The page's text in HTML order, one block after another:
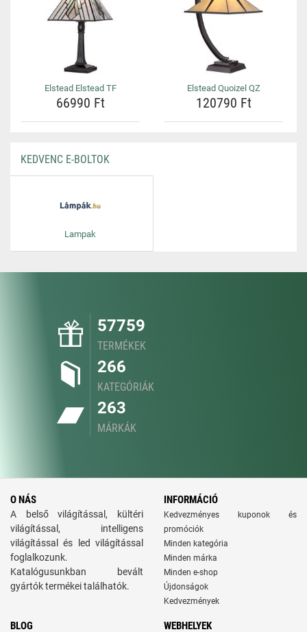
Elstead Elstead TF
66990 Ft
Elstead Quoizel QZ
120790 Ft
KEDVENC E-BOLTOK
Lampak
57759
TERMÉKEK
266
KATEGÓRIÁK
263
MÁRKÁK
O NÁS
A belső világítással, kültéri
világítással, intelligens
világítással és led világítással
foglalkozunk.
Katalógusunkban bevált
gyártók termékei találhatók.
INFORMÁCIÓ
Kedvezményes kuponok és
promóciók
Minden kategória
Minden márka
Minden e-shop
Újdonságok
Kedvezmények
BLOG WEBHELYEK